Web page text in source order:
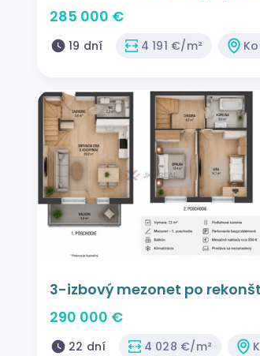
285 000 €
19 dní 4 191 €/m²
3-izbový mezonet po
290 000 €
22 dní 4 028 €/m²